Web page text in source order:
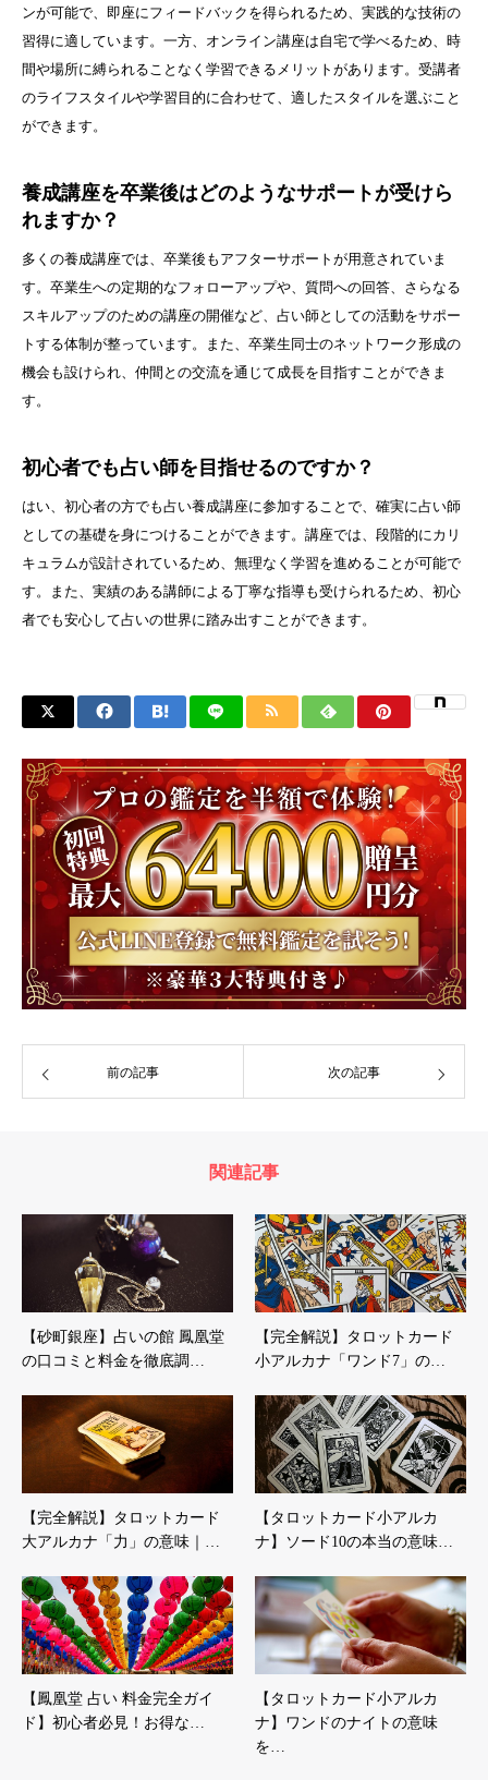
ンが可能で、即座にフィードバックを得られるため、実践的な技術の
習得に適しています。一方、オンライン講座は自宅で学べるため、時
間や場所に縛られることなく学習できるメリットがあります。受講者
のライフスタイルや学習目的に合わせて、適したスタイルを選ぶこと
ができます。
養成講座を卒業後はどのようなサポートが受けら
れますか？
多くの養成講座では、卒業後もアフターサポートが用意されていま
す。卒業生への定期的なフォローアップや、質問への回答、さらなる
スキルアップのための講座の開催など、占い師としての活動をサポー
トする体制が整っています。また、卒業生同士のネットワーク形成の
機会も設けられ、仲間との交流を通じて成長を目指すことができま
す。
初心者でも占い師を目指せるのですか？
はい、初心者の方でも占い養成講座に参加することで、確実に占い師
としての基礎を身につけることができます。講座では、段階的にカリ
キュラムが設計されているため、無理なく学習を進めることが可能で
す。また、実績のある講師による丁寧な指導も受けられるため、初心
者でも安心して占いの世界に踏み出すことができます。
前の記事 次の記事
関連記事
【砂町銀座】占いの館 鳳凰堂
の口コミと料金を徹底調…
【完全解説】タロットカード
小アルカナ「ワンド7」の…
【完全解説】タロットカード
大アルカナ「力」の意味｜…
【タロットカード小アルカ
ナ】ソード10の本当の意味…
【鳳凰堂 占い 料金完全ガイ
ド】初心者必見！お得な…
【タロットカード小アルカ
ナ】ワンドのナイトの意味
を…